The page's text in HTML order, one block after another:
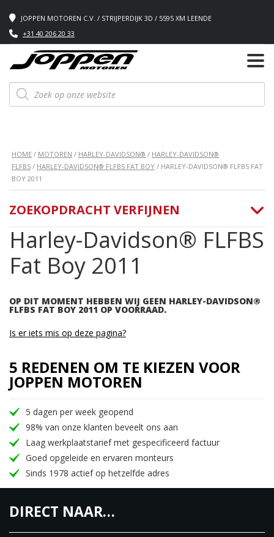
JOPPEN MOTOREN C.V. / STRIJPERDIJK 3D / 5595 XM LEENDE
+31 40 206 20 33
Producten
zoeken
HOME / MOTOREN / HARLEY-DAVIDSON® / HARLEY-DAVIDSON®
FLFBS / HARLEY-DAVIDSON® FLFBS FAT BOY / HARLEY-DAVIDSON® FLFBS FAT
BOY 2011
Harley-Davidson® FLFBS
Fat Boy 2011
OP DIT MOMENT HEBBEN WIJ GEEN HARLEY-DAVIDSON®
FLFBS FAT BOY 2011 OP VOORRAAD.
ZOEKOPDRACHT VERFIJNEN
Is er iets mis op deze pagina?
5 REDENEN OM TE KIEZEN VOOR
JOPPEN MOTOREN
5 dagen per week geopend
98% van onze klanten beveelt ons aan
Laag werkplaatstarief met gespecificeerd factuur
Goed opgeleide en ervaren monteurs
Sinds 1978 actief op hetzelfde adres
DIRECT NAAR…